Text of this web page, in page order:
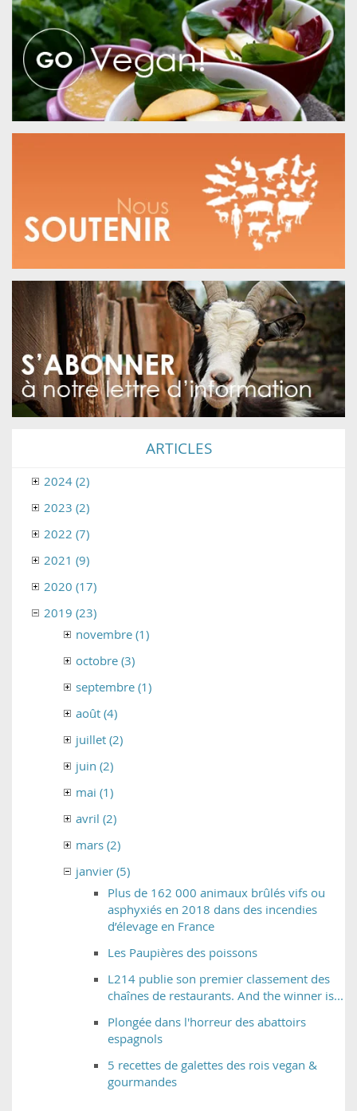
ARTICLES
2024 (2)
2023 (2)
2022 (7)
2021 (9)
2020 (17)
2019 (23)
novembre (1)
octobre (3)
septembre (1)
août (4)
juillet (2)
juin (2)
mai (1)
avril (2)
mars (2)
janvier (5)
Plus de 162 000 animaux brûlés vifs ou
asphyxiés en 2018 dans des incendies
d’élevage en France
Les Paupières des poissons
L214 publie son premier classement des
chaînes de restaurants. And the winner is...
Plongée dans l'horreur des abattoirs
espagnols
5 recettes de galettes des rois vegan &
gourmandes